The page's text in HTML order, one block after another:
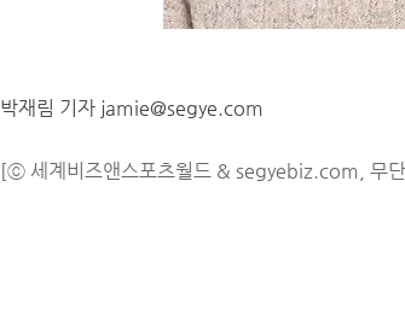
박재림 기자 jamie@segye.com
[ⓒ 세계비즈앤스포츠월드 & segyebiz.com, 무